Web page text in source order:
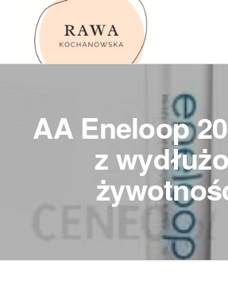
Przejdź
AA Eneloop
z